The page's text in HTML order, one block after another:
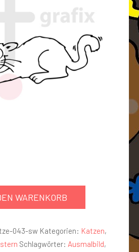
WARENKORB
043-sw Kategorien: Katzen,
Schlagwörter: Ausmalbild,